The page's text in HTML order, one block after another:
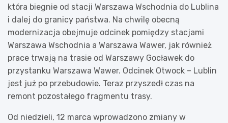
która biegnie od stacji Warszawa Wschodnia do Lublina
i dalej do granicy państwa. Na chwilę obecną
modernizacja obejmuje odcinek pomiędzy stacjami
Warszawa Wschodnia a Warszawa Wawer, jak również
prace trwają na trasie od Warszawy Gocławek do
przystanku Warszawa Wawer. Odcinek Otwock – Lublin
jest już po przebudowie. Teraz przyszedł czas na
remont pozostałego fragmentu trasy.
Od niedzieli, 12 marca wprowadzono zmiany w